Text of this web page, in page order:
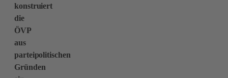
konstruiert
die
ÖVP
aus
parteipolitischen
Gründen